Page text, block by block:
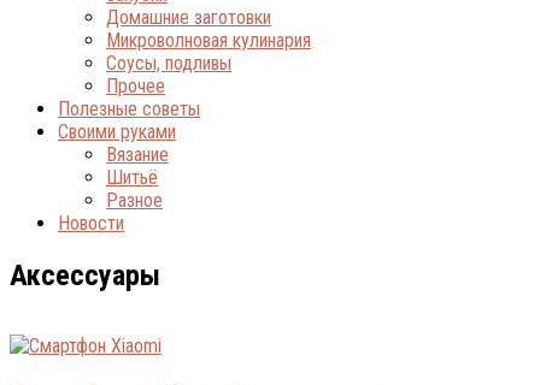
Домашние заготовки
Микроволновая кулинария
Соусы, подливы
Прочее
Полезные советы
Своими руками
Вязание
Шитьё
Разное
Новости
Аксессуары